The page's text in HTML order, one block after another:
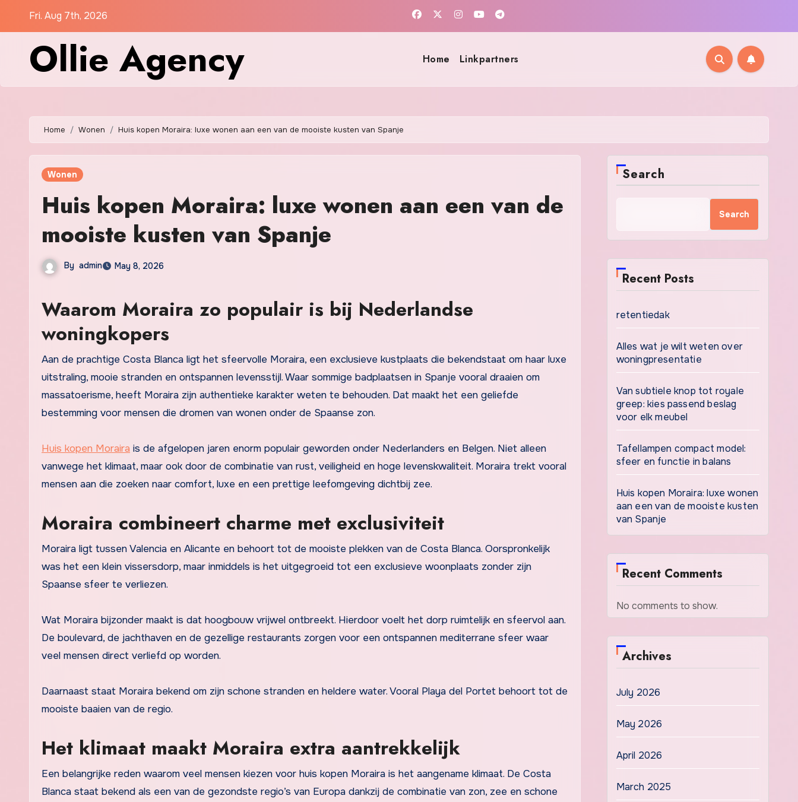
Fri. Aug 7th, 2026
Ollie Agency Home Linkpartners
Home Wonen Huis kopen Moraira: luxe wonen aan een van de mooiste kusten van Spanje
Wonen
Huis kopen Moraira: luxe wonen aan een van de
mooiste kusten van Spanje
By admin May 8, 2026
Waarom Moraira zo populair is bij Nederlandse
woningkopers
Aan de prachtige Costa Blanca ligt het sfeervolle Moraira, een exclusieve kustplaats die bekendstaat om haar luxe
uitstraling, mooie stranden en ontspannen levensstijl. Waar sommige badplaatsen in Spanje vooral draaien om
massatoerisme, heeft Moraira zijn authentieke karakter weten te behouden. Dat maakt het een geliefde
bestemming voor mensen die dromen van wonen onder de Spaanse zon.
Huis kopen Moraira is de afgelopen jaren enorm populair geworden onder Nederlanders en Belgen. Niet alleen
vanwege het klimaat, maar ook door de combinatie van rust, veiligheid en hoge levenskwaliteit. Moraira trekt vooral
mensen aan die zoeken naar comfort, luxe en een prettige leefomgeving dichtbij zee.
Moraira combineert charme met exclusiviteit
Moraira ligt tussen Valencia en Alicante en behoort tot de mooiste plekken van de Costa Blanca. Oorspronkelijk
was het een klein vissersdorp, maar inmiddels is het uitgegroeid tot een exclusieve woonplaats zonder zijn
Spaanse sfeer te verliezen.
Wat Moraira bijzonder maakt is dat hoogbouw vrijwel ontbreekt. Hierdoor voelt het dorp ruimtelijk en sfeervol aan.
De boulevard, de jachthaven en de gezellige restaurants zorgen voor een ontspannen mediterrane sfeer waar
veel mensen direct verliefd op worden.
Daarnaast staat Moraira bekend om zijn schone stranden en heldere water. Vooral Playa del Portet behoort tot de
mooiste baaien van de regio.
Het klimaat maakt Moraira extra aantrekkelijk
Een belangrijke reden waarom veel mensen kiezen voor huis kopen Moraira is het aangename klimaat. De Costa
Blanca staat bekend als een van de gezondste regio’s van Europa dankzij de combinatie van zon, zee en schone
Search
Search
Recent Posts
retentiedak
Alles wat je wilt weten over
woningpresentatie
Van subtiele knop tot royale
greep: kies passend beslag
voor elk meubel
Tafellampen compact model:
sfeer en functie in balans
Huis kopen Moraira: luxe wonen
aan een van de mooiste kusten
van Spanje
Recent Comments
No comments to show.
Archives
July 2026
May 2026
April 2026
March 2025